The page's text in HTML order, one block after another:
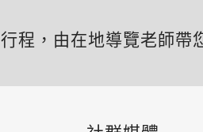
行程，由在地導覽老師帶